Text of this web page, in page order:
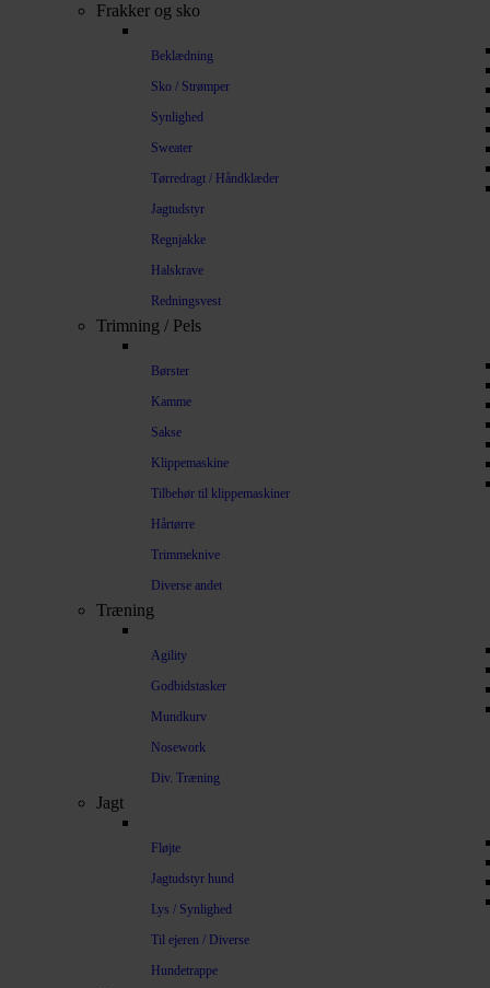
Frakker og sko
Beklædning
Sko / Strømper
Synlighed
Sweater
Tørredragt / Håndklæder
Jagtudstyr
Regnjakke
Halskrave
Redningsvest
Trimning / Pels
Børster
Kamme
Sakse
Klippemaskine
Tilbehør til klippemaskiner
Hårtørre
Trimmeknive
Diverse andet
Træning
Agility
Godbidstasker
Mundkurv
Nosework
Div. Træning
Jagt
Fløjte
Jagtudstyr hund
Lys / Synlighed
Til ejeren / Diverse
Hundetrappe